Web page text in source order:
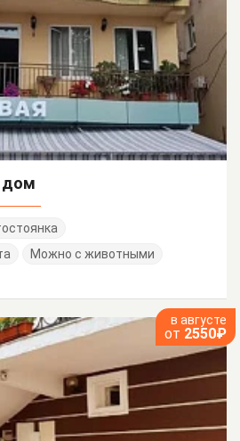
дом
Можно с животными
в августе
от 2550₽